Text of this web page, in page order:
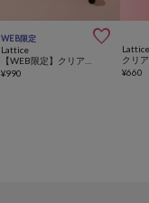
WEB限定 
Lattice
¥990
クリ
¥660